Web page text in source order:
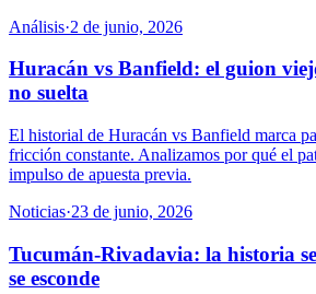
Análisis·2 de junio, 2026
Huracán vs Banfield: el guion
no suelta
El historial de Huracán vs Banfield marca
fricción constante. Analizamos por qué el
impulso de apuesta previa.
Noticias·23 de junio, 2026
Tucumán-Rivadavia: la historia
se esconde